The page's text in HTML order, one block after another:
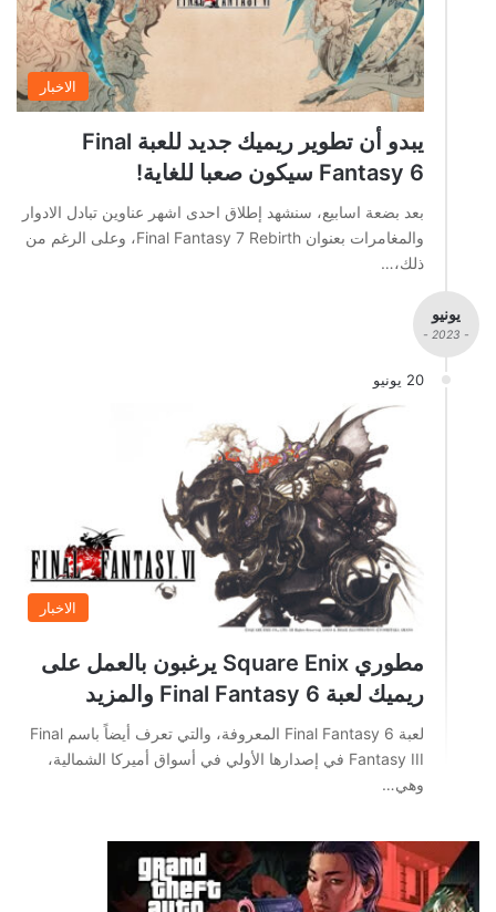
الاخبار
يبدو أن تطوير ريميك جديد للعبة Final
Fantasy 6 سيكون صعبا للغاية!
بعد بضعة اسابيع، سنشهد إطلاق احدى اشهر عناوين تبادل الادوار
والمغامرات بعنوان Final Fantasy 7 Rebirth، وعلى الرغم من
ذلك،…
يونيو
- 2023 -
20 يونيو
الاخبار
مطوري Square Enix يرغبون بالعمل على
ريميك لعبة Final Fantasy 6 والمزيد
لعبة Final Fantasy 6 المعروفة، والتي تعرف أيضاً باسم Final
Fantasy III في إصدارها الأولي في أسواق أميركا الشمالية،
وهي…